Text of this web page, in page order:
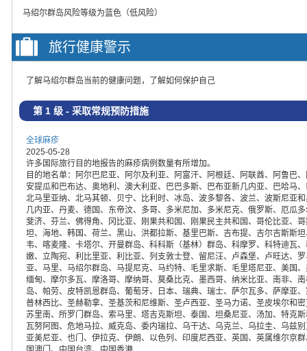
马绍尔群岛风险等级为蓝色（低风险）
旅行健康警示
了解马绍尔群岛当前的健康问题，了解如何保护自己
第 1 级 - 采取常规预防措施
全球麻疹
2025-05-28
许多国际旅行目的地报告的麻疹病例数量有所增加。
目的地名单：阿尔巴尼亚、阿尔及利亚、阿富汗、阿根廷、阿联酋、阿鲁巴
安提瓜和巴布达、奥地利、澳大利亚、巴巴多斯、巴布亚新几内亚、巴哈马
北马里亚纳、北马其顿、贝宁、比利时、冰岛、波多黎各、波兰、波斯尼亚
几内亚、丹麦、德国、东帝汶、多哥、多米尼加、多米尼克、俄罗斯、厄瓜
斐济、芬兰、佛得角、冈比亚、刚果共和国、刚果民主共和国、哥伦比亚、
坦、海地、韩国、荷兰、黑山、洪都拉斯、基里巴斯、吉布提、吉尔吉斯斯
韦、喀麦隆、卡塔尔、开曼群岛、科科斯（基林）群岛、科摩罗、科特迪瓦
嫩、立陶宛、利比里亚、利比亚、列支敦士登、留尼汪、卢森堡、卢旺达、
亚、马里、马绍尔群岛、马提尼克、马约特、毛里求斯、毛里塔尼亚、美国
缅甸、摩尔多瓦、摩洛哥、摩纳哥、莫桑比克、墨西哥、纳米比亚、南非、
岛、帕劳、皮特凯恩群岛、葡萄牙、日本、瑞典、瑞士、萨尔瓦多、萨摩亚
普林西比、圣赫勒拿、圣基茨和尼维斯、圣卢西亚、圣马力诺、圣皮埃尔和
苏里南、所罗门群岛、索马里、塔吉克斯坦、泰国、坦桑尼亚、汤加、特克
瓦努阿图、危地马拉、威克岛、委内瑞拉、乌干达、乌克兰、乌拉圭、乌兹
亚美尼亚、也门、伊拉克、伊朗、以色列、印度尼西亚、英国、英属维尔京